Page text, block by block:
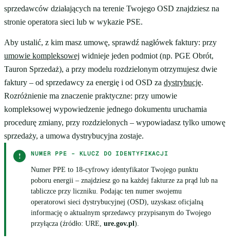
sprzedawców działających na terenie Twojego OSD znajdziesz na
stronie operatora sieci lub w wykazie PSE.
Aby ustalić, z kim masz umowę, sprawdź nagłówek faktury: przy
umowie kompleksowej widnieje jeden podmiot (np. PGE Obrót,
Tauron Sprzedaż), a przy modelu rozdzielonym otrzymujesz dwie
faktury – od sprzedawcy za energię i od OSD za dystrybucję.
Rozróżnienie ma znaczenie praktyczne: przy umowie
kompleksowej wypowiedzenie jednego dokumentu uruchamia
procedurę zmiany, przy rozdzielonych – wypowiadasz tylko umowę
sprzedaży, a umowa dystrybucyjna zostaje.
! NUMER PPE – KLUCZ DO IDENTYFIKACJI
Numer PPE to 18-cyfrowy identyfikator Twojego punktu
poboru energii – znajdziesz go na każdej fakturze za prąd lub na
tabliczce przy liczniku. Podając ten numer swojemu
operatorowi sieci dystrybucyjnej (OSD), uzyskasz oficjalną
informację o aktualnym sprzedawcy przypisanym do Twojego
przyłącza (źródło: URE, ure.gov.pl).